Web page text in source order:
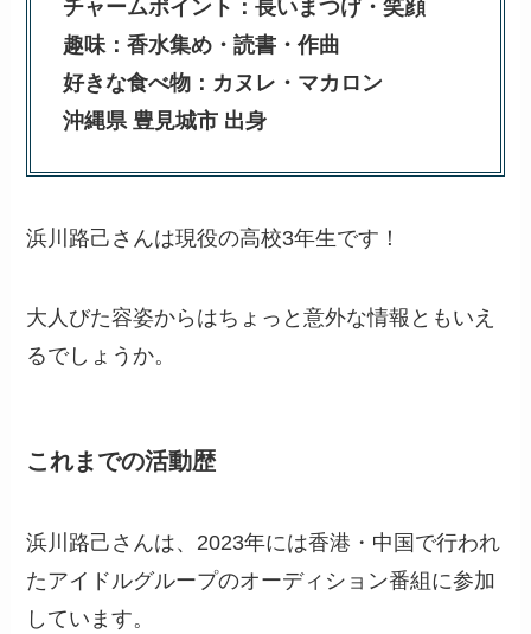
チャームポイント：長いまつげ・笑顔
趣味：香水集め・読書・作曲
好きな食べ物：カヌレ・マカロン
沖縄県 豊見城市 出身
浜川路己さんは現役の高校3年生です！
大人びた容姿からはちょっと意外な情報ともいえ
るでしょうか。
これまでの活動歴
浜川路己さんは、2023年には香港・中国で行われ
たアイドルグループのオーディション番組に参加
しています。